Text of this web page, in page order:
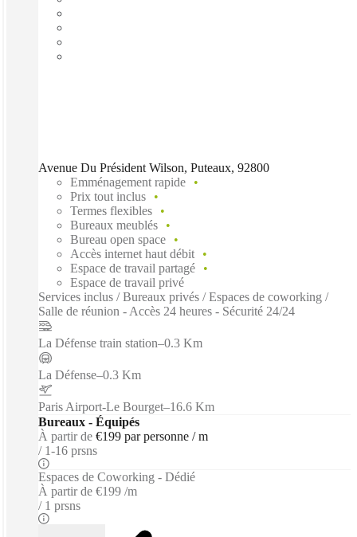
Avenue Du Président Wilson, Puteaux, 92800
Emménagement rapide
Prix tout inclus
Termes flexibles
Bureaux meublés
Bureau open space
Accès internet haut débit
Espace de travail partagé
Espace de travail privé
Services inclus / Bureaux privés / Espaces de coworking /
Salle de réunion - Accès 24 heures - Sécurité 24/24
La Défense train station–0.3 Km
La Défense–0.3 Km
Paris Airport-Le Bourget–16.6 Km
Bureaux - Équipés
À partir de €199 par personne / m
1-16 prsns
Espaces de Coworking - Dédié
À partir de €199 /m
1 prsns